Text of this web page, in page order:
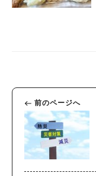
前のページへ